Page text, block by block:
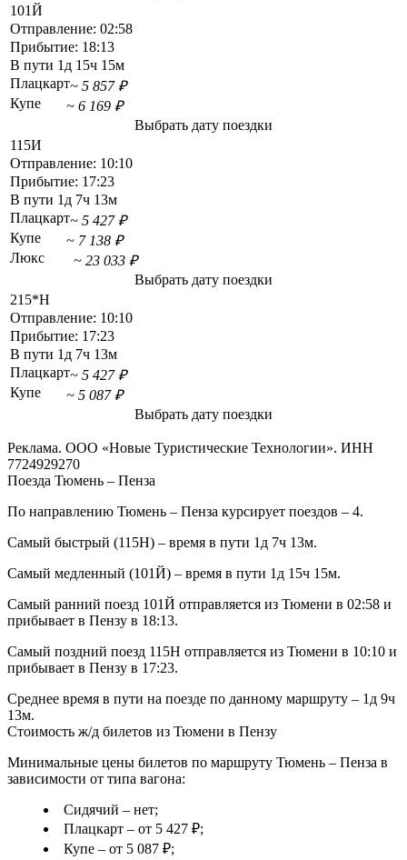
101Й
Отправление: 02:58
Прибытие: 18:13
В пути 1д 15ч 15м
Плацкарт~ 5 857 ₽
Купе
~ 6 169 ₽
Выбрать дату поездки
115И
Отправление: 10:10
Прибытие: 17:23
В пути 1д 7ч 13м
Плацкарт~ 5 427 ₽
Купе
~ 7 138 ₽
Люкс
~ 23 033 ₽
Выбрать дату поездки
215*Н
Отправление: 10:10
Прибытие: 17:23
В пути 1д 7ч 13м
Плацкарт~ 5 427 ₽
Купе
~ 5 087 ₽
Выбрать дату поездки
Реклама. ООО «Новые Туристические Технологии». ИНН
7724929270
Поезда Тюмень – Пенза
По направлению Тюмень – Пенза курсирует поездов – 4.
Самый быстрый (115Н) – время в пути 1д 7ч 13м.
Самый медленный (101Й) – время в пути 1д 15ч 15м.
Самый ранний поезд 101Й отправляется из Тюмени в 02:58 и
прибывает в Пензу в 18:13.
Самый поздний поезд 115Н отправляется из Тюмени в 10:10 и
прибывает в Пензу в 17:23.
Среднее время в пути на поезде по данному маршруту – 1д 9ч
13м.
Стоимость ж/д билетов из Тюмени в Пензу
Минимальные цены билетов по маршруту Тюмень – Пенза в
зависимости от типа вагона:
Сидячий – нет;
Плацкарт – от 5 427 ₽;
Купе – от 5 087 ₽;